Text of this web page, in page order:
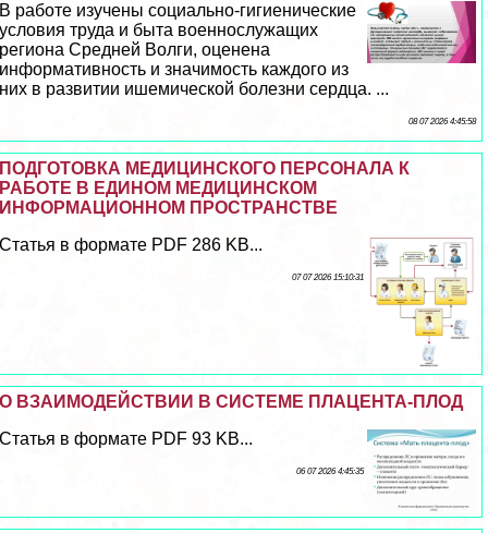
В работе изучены социально-гигиенические
условия труда и быта военнослужащих
региона Средней Волги, оценена
информативность и значимость каждого из
них в развитии ишемической болезни сердца. ...
08 07 2026 4:45:58
ПОДГОТОВКА МЕДИЦИНСКОГО ПЕРСОНАЛА К
РАБОТЕ В ЕДИНОМ МЕДИЦИНСКОМ
ИНФОРМАЦИОННОМ ПРОСТРАНСТВЕ
Статья в формате PDF 286 KB...
07 07 2026 15:10:31
О ВЗАИМОДЕЙСТВИИ В СИСТЕМЕ ПЛАЦЕНТА-ПЛОД
Статья в формате PDF 93 KB...
06 07 2026 4:45:35